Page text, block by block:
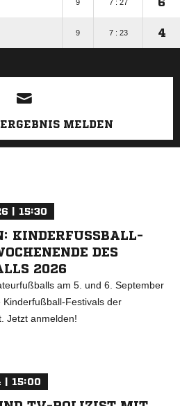
9 7 : 27
9 7 : 23 4
ANZEIGE
MELDEN
| 15:30
KINDERFUSSBALL-F
DES A
2026
am 5. und 6. September
Festivals der
Jetzt anmelden!
| 15:00